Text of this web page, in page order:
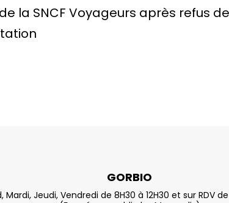
la SNCF Voyageurs après refus
GORBIO
Mardi, Jeudi, Vendredi de 8H30 à 12H30 et sur RDV de